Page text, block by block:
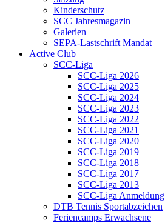
Kinderschutz
SCC Jahresmagazin
Galerien
SEPA-Lastschrift Mandat
Active Club
SCC-Liga
SCC-Liga 2026
SCC-Liga 2025
SCC-Liga 2024
SCC-Liga 2023
SCC-Liga 2022
SCC-Liga 2021
SCC-Liga 2020
SCC-Liga 2019
SCC-Liga 2018
SCC-Liga 2017
SCC-Liga 2013
SCC-Liga Anmeldung
DTB Tennis Sportabzeichen
Feriencamps Erwachsene